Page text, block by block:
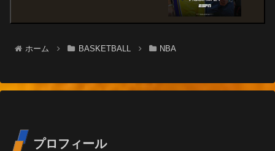
ホーム BASKETBALL NBA
プロフィール